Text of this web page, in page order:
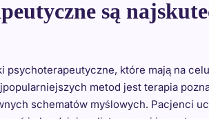
są
które mają na
metod jest terapia
schematów myślowych. Pacjenci